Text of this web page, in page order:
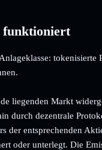
funktioniert
liegenden Markt
durch dezentrale
der entsprechenden
oder unterlegt. Die